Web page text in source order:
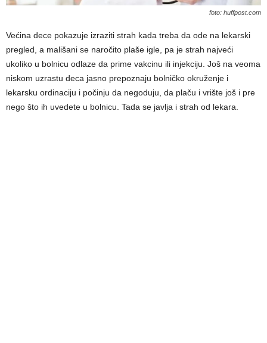
foto: huffpost.com
Većina dece pokazuje izraziti strah kada treba da ode na lekarski
pregled, a mališani se naročito plaše igle, pa je strah najveći
ukoliko u bolnicu odlaze da prime vakcinu ili injekciju. Još na veoma
niskom uzrastu deca jasno prepoznaju bolničko okruženje i
lekarsku ordinaciju i počinju da negoduju, da plaču i vrište još i pre
nego što ih uvedete u bolnicu. Tada se javlja i strah od lekara.